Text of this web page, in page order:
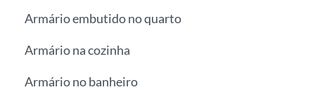
Armário embutido no quarto
Armário na cozinha
Armário no banheiro